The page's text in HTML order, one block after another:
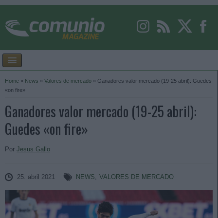
Home » News » Valores de mercado » Ganadores valor mercado (19-25 abril): Guedes
«on fire»
Ganadores valor mercado (19-25 abril):
Guedes «on fire»
Por Jesus Gallo
25. abril 2021 NEWS, VALORES DE MERCADO